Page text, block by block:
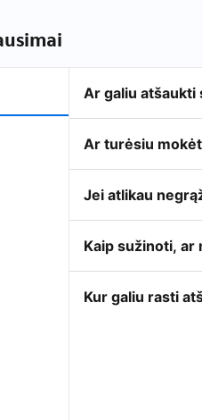
Ar galiu atšaukti
Ar turėsiu
Jei atlikau
Kaip sužinoti, ar
Kur galiu rasti